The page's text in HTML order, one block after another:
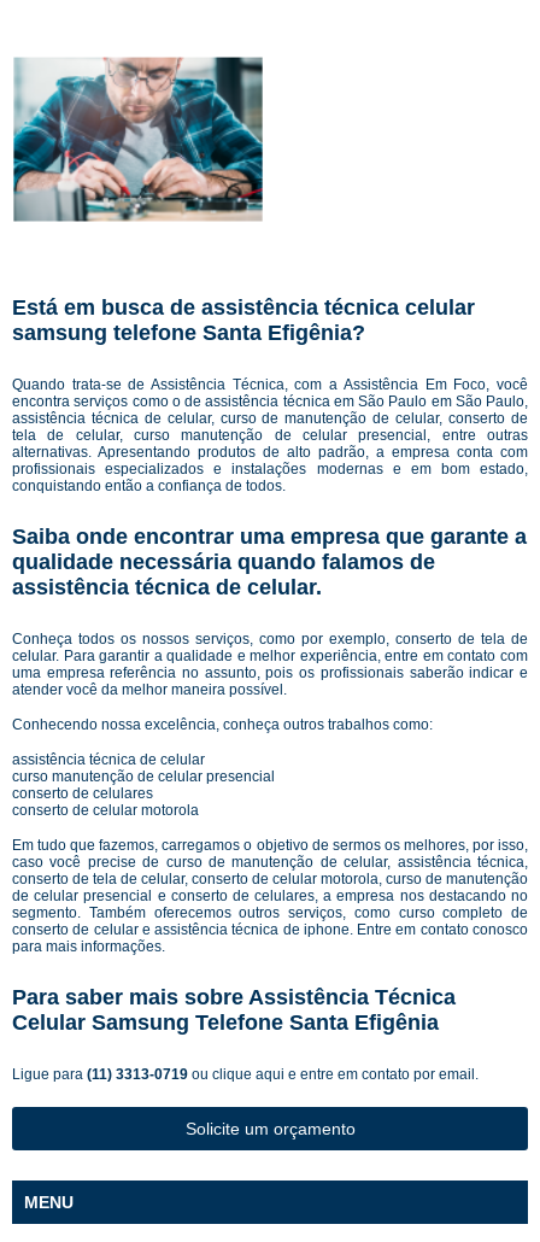
Está em busca de assistência técnica celular
samsung telefone Santa Efigênia?
Quando trata-se de Assistência Técnica, com a Assistência Em Foco, você
encontra serviços como o de assistência técnica em São Paulo em São Paulo,
assistência técnica de celular, curso de manutenção de celular, conserto de
tela de celular, curso manutenção de celular presencial, entre outras
alternativas. Apresentando produtos de alto padrão, a empresa conta com
profissionais especializados e instalações modernas e em bom estado,
conquistando então a confiança de todos.
Saiba onde encontrar uma empresa que garante a
qualidade necessária quando falamos de
assistência técnica de celular.
Conheça todos os nossos serviços, como por exemplo, conserto de tela de
celular. Para garantir a qualidade e melhor experiência, entre em contato com
uma empresa referência no assunto, pois os profissionais saberão indicar e
atender você da melhor maneira possível.
Conhecendo nossa excelência, conheça outros trabalhos como:
assistência técnica de celular
curso manutenção de celular presencial
conserto de celulares
conserto de celular motorola
Em tudo que fazemos, carregamos o objetivo de sermos os melhores, por isso,
caso você precise de curso de manutenção de celular, assistência técnica,
conserto de tela de celular, conserto de celular motorola, curso de manutenção
de celular presencial e conserto de celulares, a empresa nos destacando no
segmento. Também oferecemos outros serviços, como curso completo de
conserto de celular e assistência técnica de iphone. Entre em contato conosco
para mais informações.
Para saber mais sobre Assistência Técnica
Celular Samsung Telefone Santa Efigênia
Ligue para (11) 3313-0719 ou clique aqui e entre em contato por email.
Solicite um orçamento
MENU